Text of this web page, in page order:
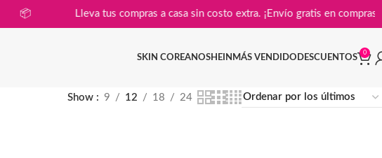
Lleva tus compras a casa sin costo extra. ¡Envío gratis en
SKIN COREANOSHEIN MÁS VENDIDO DESCUENTOS
0
Show 9 12 18 24